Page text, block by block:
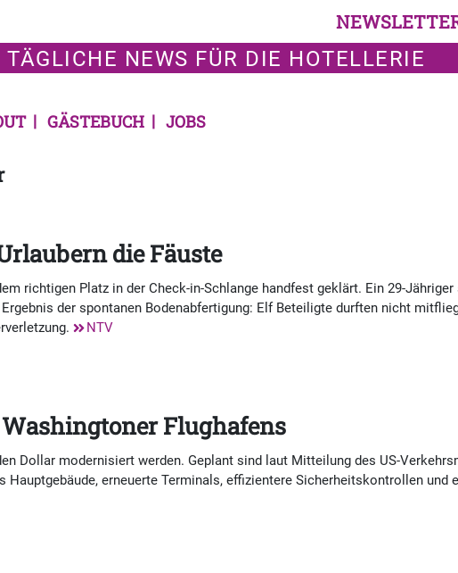
TÄGLICHE NEWS FÜR DIE HOTELLERIE
GÄSTEBUCH JOBS
die Fäuste
richtigen Platz in der Check-in-Schlange handfest geklärt. Ein 29-
der spontanen Bodenabfertigung: Elf Beteiligte durften nicht
NTV
Flughafens
Dollar modernisiert werden. Geplant sind laut Mitteilung des US-
erneuerte Terminals, effizientere Sicherheitskontrollen und